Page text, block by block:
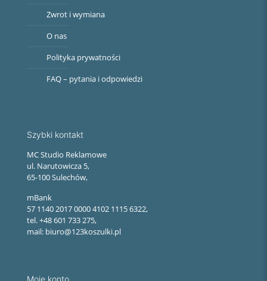
Zwrot i wymiana
O nas
Polityka prywatności
FAQ – pytania i odpowiedzi
Szybki kontakt
MC Studio Reklamowe
ul. Narutowicza 5,
65-100 Sulechów,
mBank
57 1140 2017 0000 4102 1115 6322,
tel. +48 601 733 275,
mail: biuro@123koszulki.pl
Moje konto